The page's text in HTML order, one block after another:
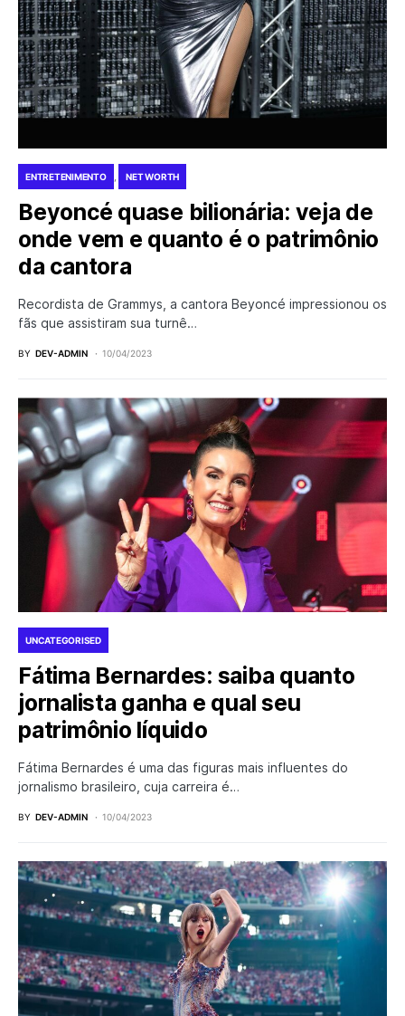
ENTRETENIMENTO NET WORTH
Beyoncé quase bilionária: veja de
onde vem e quanto é o patrimônio
da cantora
Recordista de Grammys, a cantora Beyoncé impressionou os
fãs que assistiram sua turnê…
BY DEV-ADMIN 10/04/2023
UNCATEGORISED
Fátima Bernardes: saiba quanto
jornalista ganha e qual seu
patrimônio líquido
Fátima Bernardes é uma das figuras mais influentes do
jornalismo brasileiro, cuja carreira é…
BY DEV-ADMIN 10/04/2023